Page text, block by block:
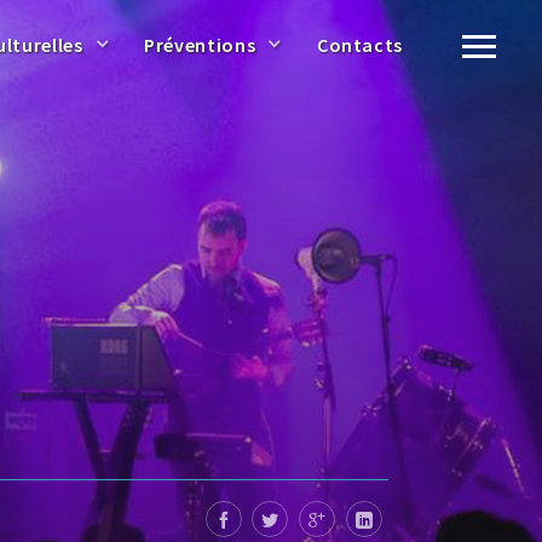
Préventions Contacts